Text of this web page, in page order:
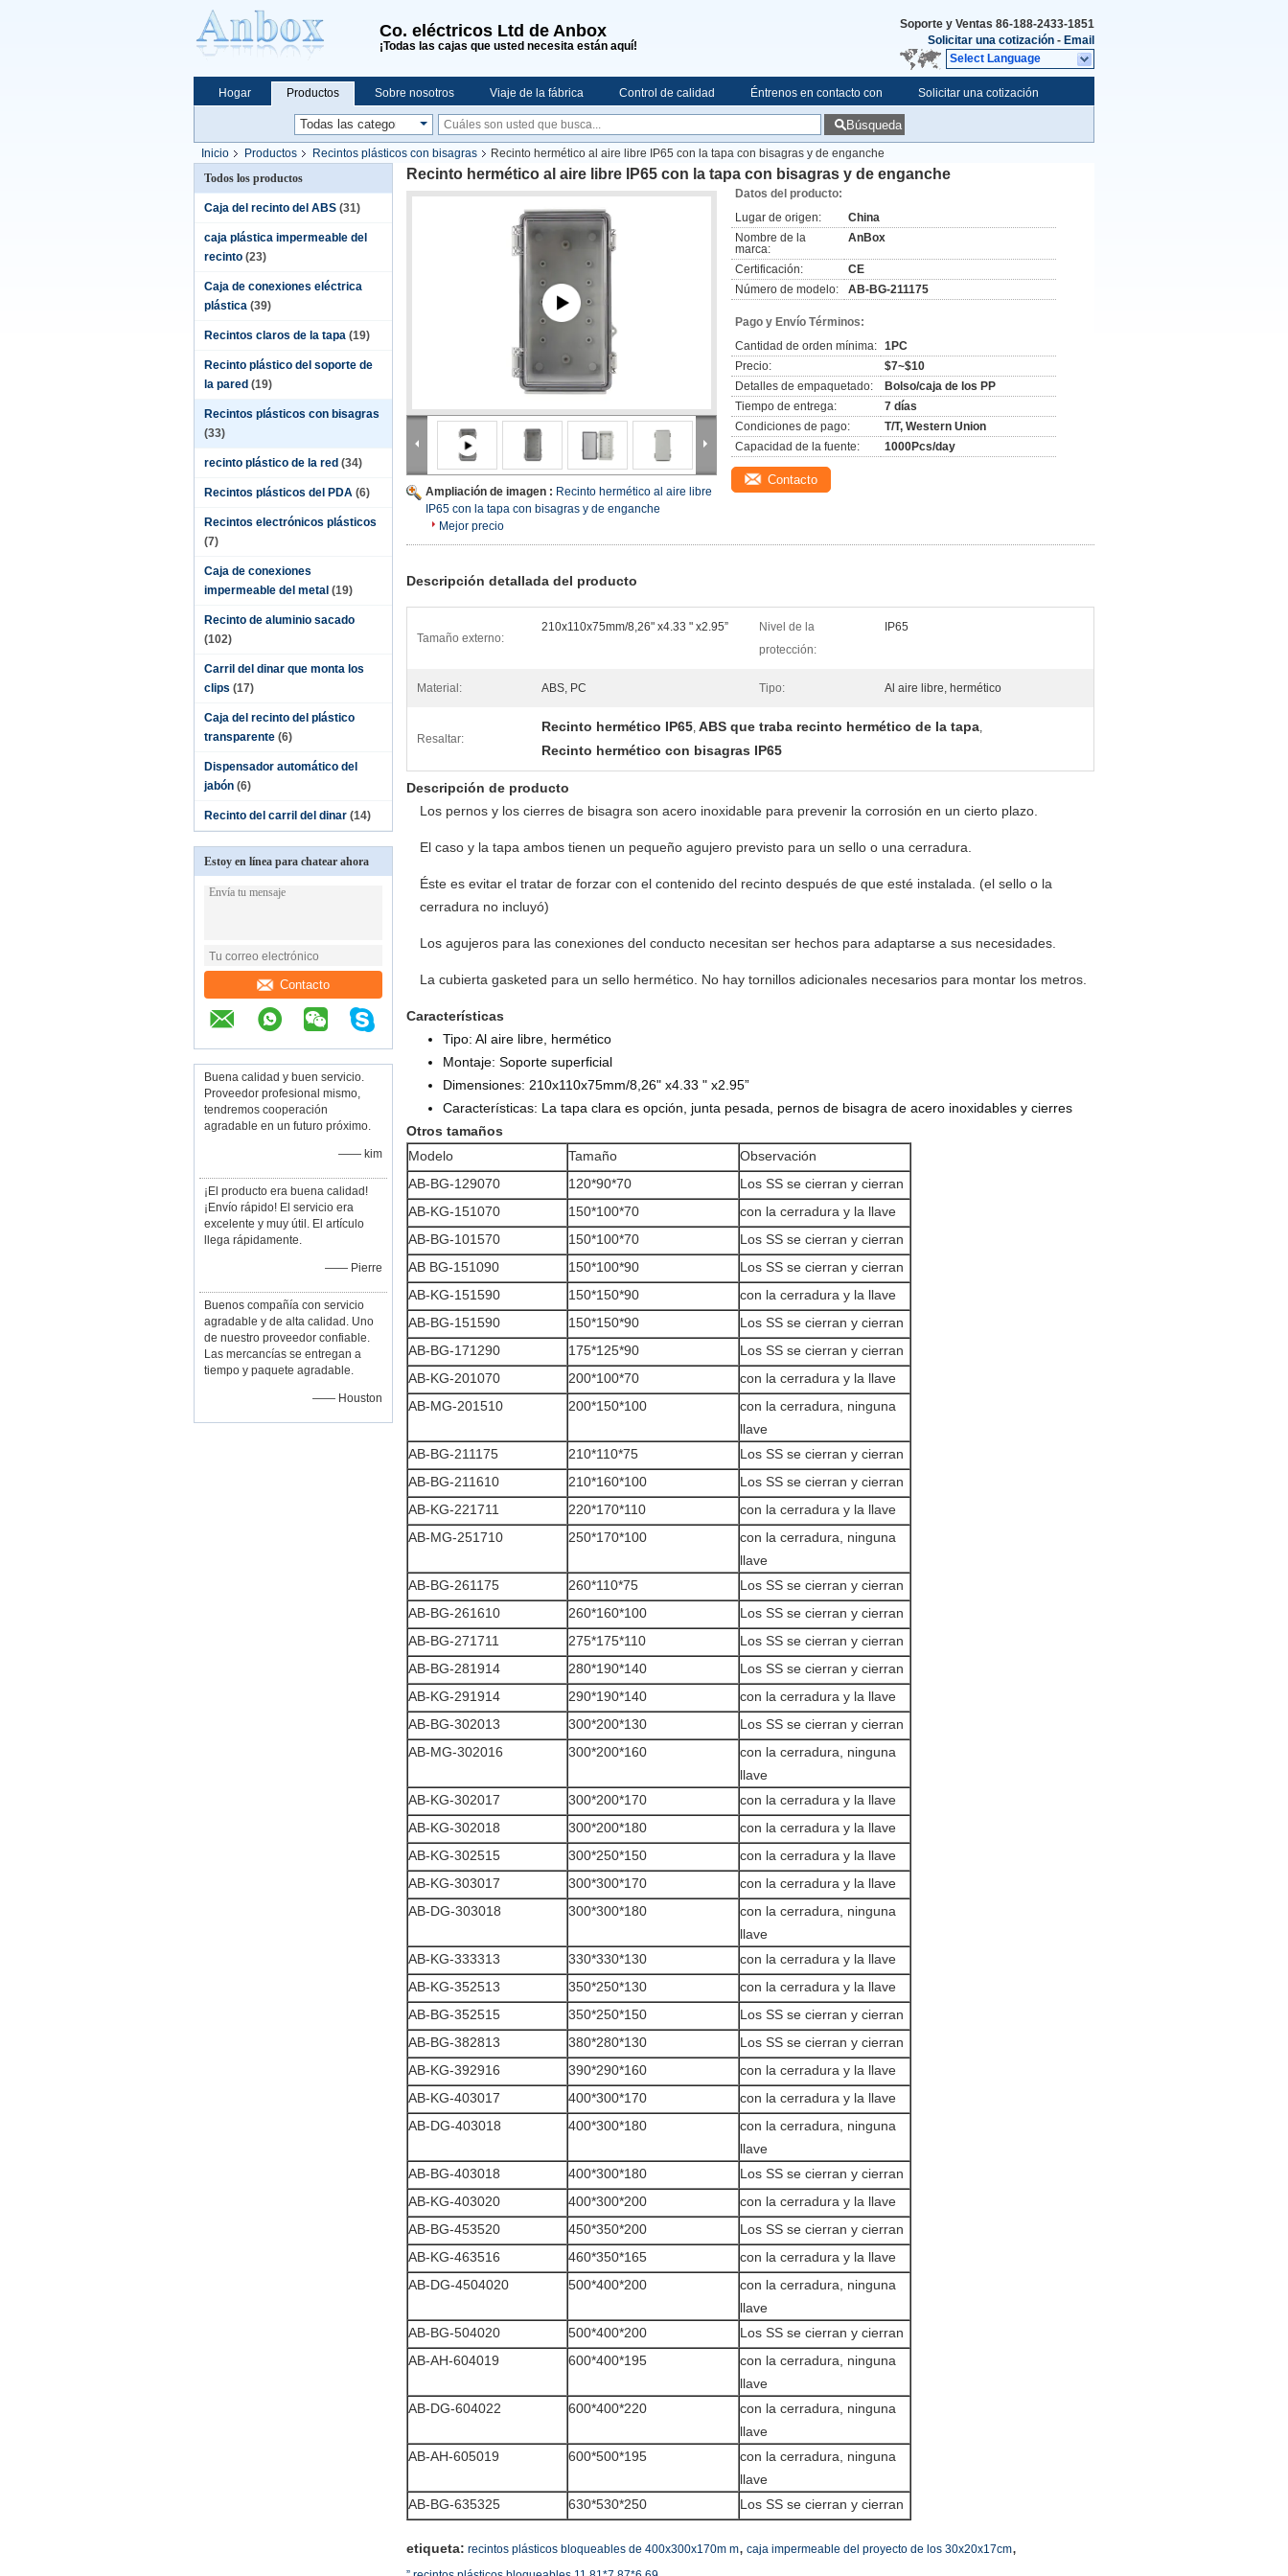
Co. eléctricos Ltd de Anbox
¡Todas las cajas que usted necesita están aquí!
Soporte y Ventas 86-188-2433-1851
Solicitar una cotización - Email
Select Language
Hogar Productos Sobre nosotros Viaje de la fábrica Control de calidad Éntrenos en contacto con Solicitar una cotización
Compras en línea Búsqueda
Inicio Productos Recintos plásticos con bisagras
Recinto hermético al aire libre IP65 con la tapa con bisagras y de enganche
Todos los productos
Caja del recinto del ABS (31)
caja plástica impermeable del
recinto (23)
Caja de conexiones eléctrica
plástica (39)
Recintos claros de la tapa (19)
Recinto plástico del soporte de
la pared (19)
Recintos plásticos con bisagras
(33)
recinto plástico de la red (34)
Recintos plásticos del PDA (6)
Recintos electrónicos plásticos
(7)
Caja de conexiones
impermeable del metal (19)
Recinto de aluminio sacado
(102)
Carril del dinar que monta los
clips (17)
Caja del recinto del plástico
transparente (6)
Dispensador automático del
jabón (6)
Recinto del carril del dinar (14)
Estoy en línea para chatear ahora
Contacto
Buena calidad y buen servicio.
Proveedor profesional mismo,
tendremos cooperación
agradable en un futuro próximo.
—— kim
¡El producto era buena calidad!
¡Envío rápido! El servicio era
excelente y muy útil. El artículo
llega rápidamente.
—— Pierre
Buenos compañía con servicio
agradable y de alta calidad. Uno
de nuestro proveedor confiable.
Las mercancías se entregan a
tiempo y paquete agradable.
—— Houston
Recinto hermético al aire libre IP65 con la tapa con bisagras y de enganche
Ampliación de imagen : Recinto hermético al aire libre
IP65 con la tapa con bisagras y de enganche
Mejor precio
Datos del producto:
Lugar de origen:
China
Nombre de la
marca:
AnBox
Certificación:
CE
Número de modelo:
AB-BG-211175
Pago y Envío Términos:
Cantidad de orden mínima: 1PC
Precio:
$7~$10
Detalles de empaquetado:
Bolso/caja de los PP
Tiempo de entrega:
7 días
Condiciones de pago:
T/T, Western Union
Capacidad de la fuente:
1000Pcs/day
Contacto
Descripción detallada del producto
Tamaño externo:
210x110x75mm/8,26" x4.33 " x2.95”
Nivel de la
protección:
IP65
Material: ABS, PC Tipo: Al aire libre, hermético
Resaltar:
Recinto hermético IP65, ABS que traba recinto hermético de la tapa,
Recinto hermético con bisagras IP65
Descripción de producto
Los pernos y los cierres de bisagra son acero inoxidable para prevenir la corrosión en un cierto plazo.
El caso y la tapa ambos tienen un pequeño agujero previsto para un sello o una cerradura.
Éste es evitar el tratar de forzar con el contenido del recinto después de que esté instalada. (el sello o la
cerradura no incluyó)
Los agujeros para las conexiones del conducto necesitan ser hechos para adaptarse a sus necesidades.
La cubierta gasketed para un sello hermético. No hay tornillos adicionales necesarios para montar los metros.
Características
Tipo: Al aire libre, hermético
Montaje: Soporte superficial
Dimensiones: 210x110x75mm/8,26" x4.33 " x2.95”
Características: La tapa clara es opción, junta pesada, pernos de bisagra de acero inoxidables y cierres
Otros tamaños
Modelo
Tamaño
Observación
AB-BG-129070
120*90*70
Los SS se cierran y cierran
AB-KG-151070
150*100*70
con la cerradura y la llave
AB-BG-101570
150*100*70
Los SS se cierran y cierran
AB BG-151090
150*100*90
Los SS se cierran y cierran
AB-KG-151590
150*150*90
con la cerradura y la llave
AB-BG-151590
150*150*90
Los SS se cierran y cierran
AB-BG-171290
175*125*90
Los SS se cierran y cierran
AB-KG-201070
200*100*70
con la cerradura y la llave
AB-MG-201510
200*150*100
con la cerradura, ninguna
llave
AB-BG-211175
210*110*75
Los SS se cierran y cierran
AB-BG-211610
210*160*100
Los SS se cierran y cierran
AB-KG-221711
220*170*110
con la cerradura y la llave
AB-MG-251710
250*170*100
con la cerradura, ninguna
llave
AB-BG-261175
260*110*75
Los SS se cierran y cierran
AB-BG-261610
260*160*100
Los SS se cierran y cierran
AB-BG-271711
275*175*110
Los SS se cierran y cierran
AB-BG-281914
280*190*140
Los SS se cierran y cierran
AB-KG-291914
290*190*140
con la cerradura y la llave
AB-BG-302013
300*200*130
Los SS se cierran y cierran
AB-MG-302016
300*200*160
con la cerradura, ninguna
llave
AB-KG-302017
300*200*170
con la cerradura y la llave
AB-KG-302018
300*200*180
con la cerradura y la llave
AB-KG-302515
300*250*150
con la cerradura y la llave
AB-KG-303017
300*300*170
con la cerradura y la llave
AB-DG-303018
300*300*180
con la cerradura, ninguna
llave
AB-KG-333313
330*330*130
con la cerradura y la llave
AB-KG-352513
350*250*130
con la cerradura y la llave
AB-BG-352515
350*250*150
Los SS se cierran y cierran
AB-BG-382813
380*280*130
Los SS se cierran y cierran
AB-KG-392916
390*290*160
con la cerradura y la llave
AB-KG-403017
400*300*170
con la cerradura y la llave
AB-DG-403018
400*300*180
con la cerradura, ninguna
llave
AB-BG-403018
400*300*180
Los SS se cierran y cierran
AB-KG-403020
400*300*200
con la cerradura y la llave
AB-BG-453520
450*350*200
Los SS se cierran y cierran
AB-KG-463516
460*350*165
con la cerradura y la llave
AB-DG-4504020
500*400*200
con la cerradura, ninguna
llave
AB-BG-504020
500*400*200
Los SS se cierran y cierran
AB-AH-604019
600*400*195
con la cerradura, ninguna
llave
AB-DG-604022
600*400*220
con la cerradura, ninguna
llave
AB-AH-605019
600*500*195
con la cerradura, ninguna
llave
AB-BG-635325
630*530*250 Los SS se cierran y cierran
etiqueta: recintos plásticos bloqueables de 400x300x170m m, caja impermeable del proyecto de los 30x20x17cm,